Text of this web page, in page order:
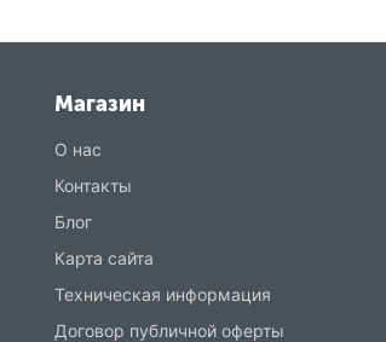
Магазин
О нас
Контакты
Блог
Карта сайта
Техническая информация
Договор публичной оферты